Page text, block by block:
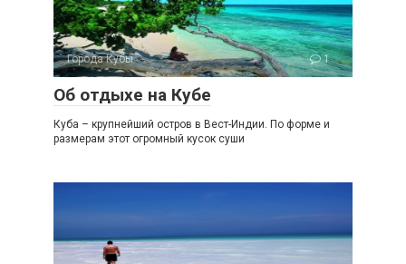
Города Кубы 1
Об отдыхе на Кубе
Куба – крупнейший остров в Вест-Индии. По форме и
размерам этот огромный кусок суши